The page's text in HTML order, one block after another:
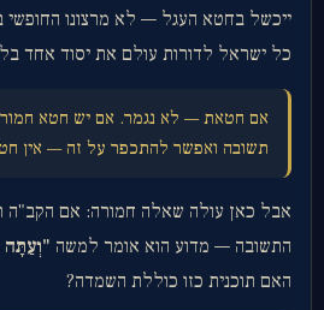
ייכשל בחטא העגל — לא מרצונו
כל ישראל לדורות עולם את יסוד אחד
אם חטאת — לא נגמר. אם יש חטא חמור
תשובה ואפשר להתכפר על זה — אין
אבל כאן עולה שאלה חמורה: אם הקב"ה
התשובה — מדוע הוא אומר למשה "וְעַתָּה
האם תוכנית כזו כוללת השמדה?